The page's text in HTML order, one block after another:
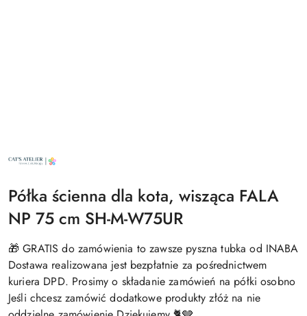
NAZWA
PRODUCENTA:
Półka ścienna dla kota, wisząca FALA
NP 75 cm SH-M-W75UR
🎁 GRATIS do zamówienia to zawsze pyszna tubka od INABA
Dostawa realizowana jest bezpłatnie za pośrednictwem
kuriera DPD. Prosimy o składanie zamówień na półki osobno
Jeśli chcesz zamówić dodatkowe produkty złóż na nie